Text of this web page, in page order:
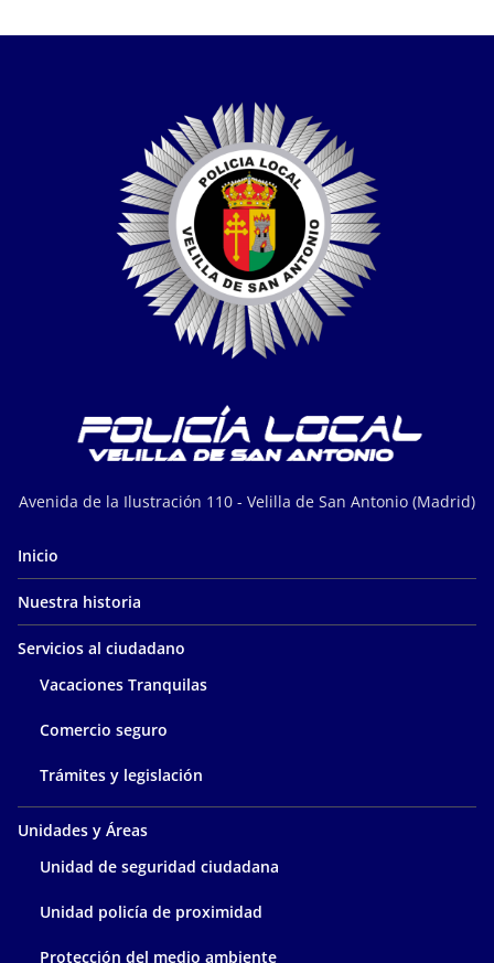
Avenida de la Ilustración 110 - Velilla de San Antonio (Madrid)
Inicio
Nuestra historia
Servicios al ciudadano
Vacaciones Tranquilas
Comercio seguro
Trámites y legislación
Unidades y Áreas
Unidad de seguridad ciudadana
Unidad policía de proximidad
Protección del medio ambiente